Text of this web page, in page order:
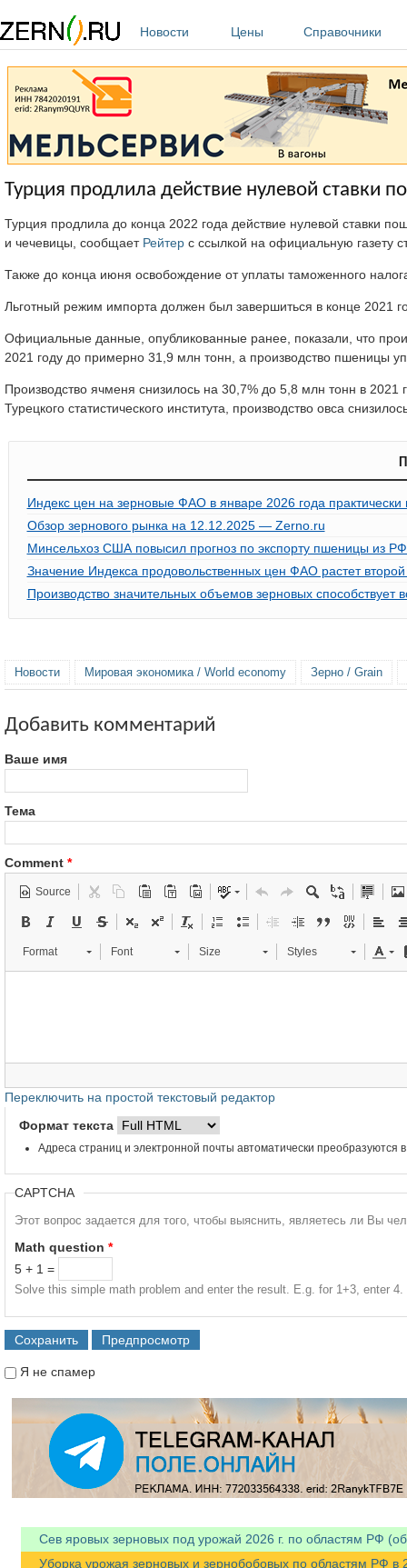
Новости
Цены Справочники
Турция продлила действие нулевой
Турция продлила до конца 2022 года действие нулевой ставки
и чечевицы, сообщает Рейтер с ссылкой на официальную газету
Также до конца июня освобождение от уплаты таможенного
Льготный режим импорта должен был завершиться в конце 2021
Официальные данные, опубликованные ранее, показали, что
2021 году до примерно 31,9 млн тонн, а производство пшеницы
Производство ячменя снизилось на 30,7% до 5,8 млн тонн в
Турецкого статистического института, производство овса
Индекс цен на зерновые ФАО в январе 2026 года практически
Обзор зернового рынка на 12.12.2025 — Zerno.ru
Минсельхоз США повысил прогноз по экспорту пшеницы из
Значение Индекса продовольственных цен ФАО растет
Производство значительных объемов зерновых
Новости Мировая экономика / World economy Зерно / Grain
Добавить комментарий
Ваше имя
Тема
Comment *
Source
Format Font Size Styles
Переключить на простой текстовый редактор
Формат текста
Адреса страниц и электронной почты автоматически преобразуются
CAPTCHA
Этот вопрос задается для того, чтобы выяснить, являетесь ли Вы
Math question *
5 + 1 =
Solve this simple math problem and enter the result. E.g. for 1+3, enter 4.
Я не спамер
Сев яровых зерновых под урожай 2026 г. по областям РФ
Уборка урожая зерновых и зернобобовых по областям РФ в